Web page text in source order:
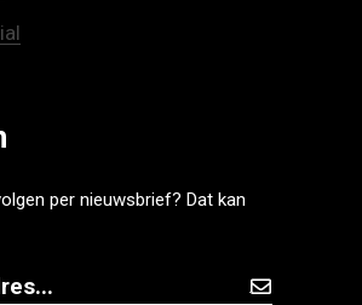
per nieuwsbrief? Dat kan